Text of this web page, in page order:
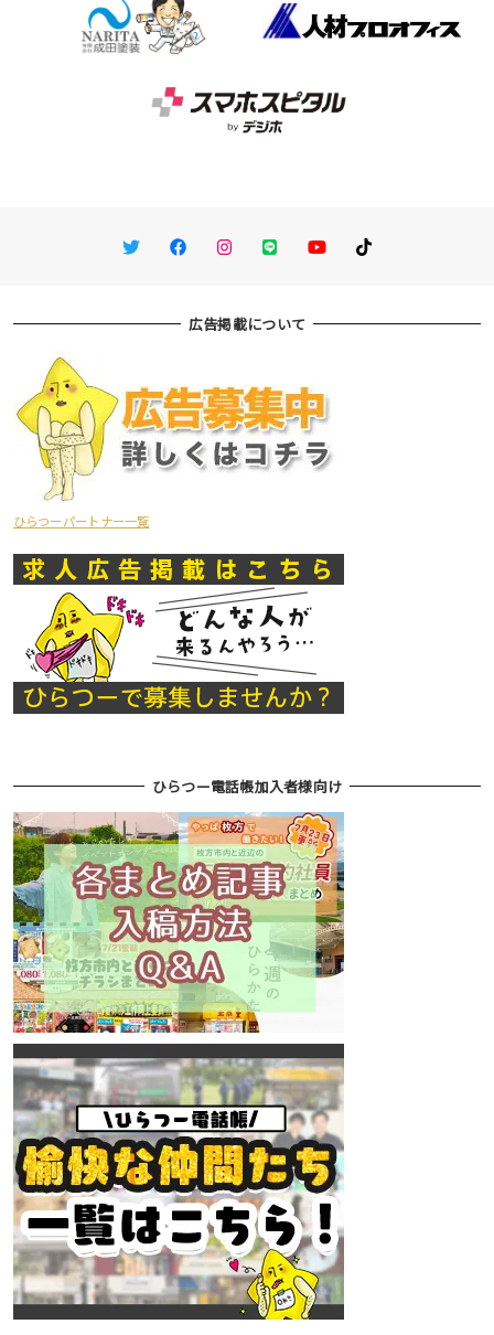
TwitterFacebookInstagram
LINE You TubeTikTok
広告掲載について
ひらつーパートナー一覧
ひらつー電話帳加入者様向け